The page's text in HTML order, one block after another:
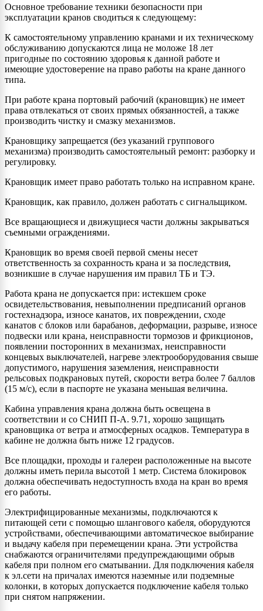
Основное требование техники безопасности при
эксплуатации кранов сводиться к следующему:
К самостоятельному управлению кранами и их техническому
обслуживанию допускаются лица не моложе 18 лет
пригодные по состоянию здоровья к данной работе и
имеющие удостоверение на право работы на кране данного
типа.
При работе крана портовый рабочий (крановщик) не имеет
права отвлекаться от своих прямых обязанностей, а также
производить чистку и смазку механизмов.
Крановщику запрещается (без указаний группового
механизма) производить самостоятельный ремонт: разборку и
регулировку.
Крановщик имеет право работать только на исправном кране.
Крановщик, как правило, должен работать с сигнальщиком.
Все вращающиеся и движущиеся части должны закрываться
съемными ограждениями.
Крановщик во время своей первой смены несет
ответственность за сохранность крана и за последствия,
возникшие в случае нарушения им правил ТБ и ТЭ.
Работа крана не допускается при: истекшем сроке
освидетельствования, невыполнении предписаний органов
гостехнадзора, износе канатов, их повреждении, сходе
канатов с блоков или барабанов, деформации, разрыве, износе
подвески или крана, неисправности тормозов и фрикционов,
появлении посторонних в механизмах, неисправности
концевых выключателей, нагреве электрооборудования свыше
допустимого, нарушения заземления, неисправности
рельсовых подкрановых путей, скорости ветра более 7 баллов
(15 м/с), если в паспорте не указана меньшая величина.
Кабина управления крана должна быть освещена в
соответствии и со СНИП П-А. 9.71, хорошо защищать
крановщика от ветра и атмосферных осадков. Температура в
кабине не должна быть ниже 12 градусов.
Все площадки, проходы и галереи расположенные на высоте
должны иметь перила высотой 1 метр. Система блокировок
должна обеспечивать недоступность входа на кран во время
его работы.
Электрифицированные механизмы, подключаются к
питающей сети с помощью шлангового кабеля, оборудуются
устройствами, обеспечивающими автоматическое выбирание
и выдачу кабеля при перемещении крана. Эти устройства
снабжаются ограничителями предупреждающими обрыв
кабеля при полном его сматывании. Для подключения кабеля
к эл.сети на причалах имеются наземные или подземные
колонки, в которых допускается подключение кабеля только
при снятом напряжении.